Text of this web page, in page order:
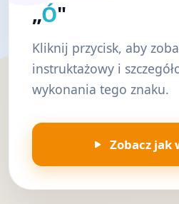
„Ó"
Kliknij przycisk, aby
instruktażowy i
wykonania tego znaku.
Zobacz jak